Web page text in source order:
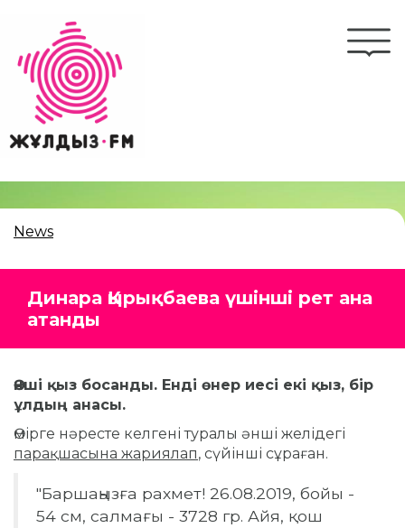
main
content
News
Динара Қырықбаева үшінші рет ана
атанды
Әнші қыз босанды. Енді өнер иесі екі қыз, бір
ұлдың анасы.
Өмірге нәресте келгені туралы әнші желідегі
парақшасына жариялап, сүйінші сұраған.
"Баршаңызға рахмет! 26.08.2019, бойы -
54 см, салмағы - 3728 гр. Айя, қош